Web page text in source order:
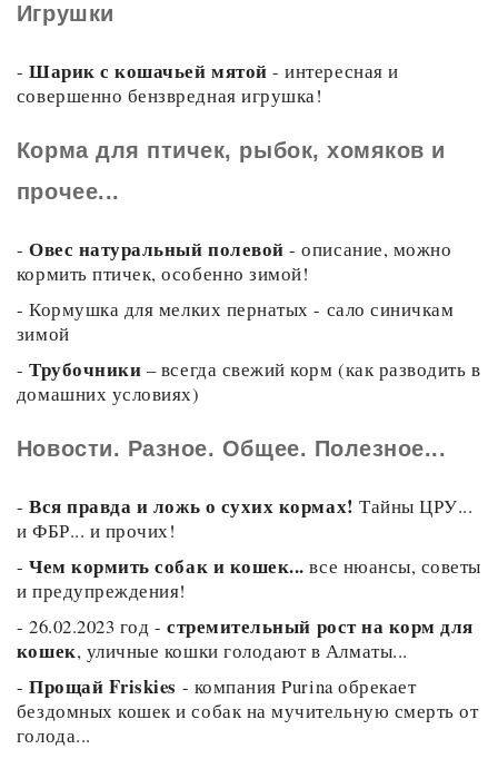
Игрушки
- Шарик с кошачьей мятой - интересная и
совершенно бензвредная игрушка!
Корма для птичек, рыбок, хомяков и
прочее...
- Овес натуральный полевой - описание, можно
кормить птичек, особенно зимой!
- Кормушка для мелких пернатых - сало синичкам
зимой
- Трубочники – всегда свежий корм (как разводить в
домашних условиях)
Новости. Разное. Общее. Полезное...
- Вся правда и ложь о сухих кормах! Тайны ЦРУ...
и ФБР... и прочих!
- Чем кормить собак и кошек... все нюансы, советы
и предупреждения!
- 26.02.2023 год -стремительный рост на корм для
кошек, уличные кошки голодают в Алматы...
- Прощай Friskies - компания Purina обрекает
бездомных кошек и собак на мучительную смерть от
голода...